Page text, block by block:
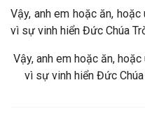
Vậy, anh em hoặc ăn,
vì sự vinh hiển Đức Chúa
Vậy, anh em hoặc ăn,
vì sự vinh hiển Đức